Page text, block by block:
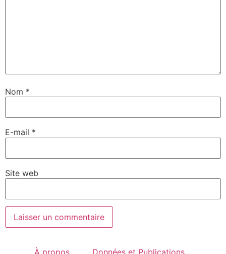
Nom *
E-mail *
Site web
À propos Données et Publications